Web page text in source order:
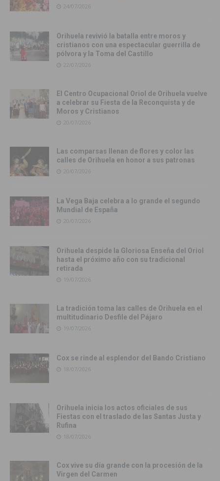
24/07/2026
Orihuela revivió la batalla entre moros y
cristianos con una espectacular guerrilla de
pólvora y la Toma del Castillo
22/07/2026
El Centro Ocupacional Oriol de Orihuela vuelve
a celebrar su Fiesta de la Reconquista y de
Moros y Cristianos
20/07/2026
Las comparsas llenan de flores y color las
calles de Orihuela en honor a sus patronas
20/07/2026
La Vega Baja celebra a lo grande el segundo
Mundial de España
20/07/2026
Orihuela despide la Gloriosa Enseña del Oriol
hasta el próximo año con su tradicional
retirada
19/07/2026
La tradición toma las calles de Orihuela en el
multitudinario Desfile del Pájaro
19/07/2026
Cox se rinde al esplendor del Bando Cristiano
18/07/2026
Orihuela inicia los actos oficiales de sus
Fiestas con el traslado de las Santas Justa y
Rufina
18/07/2026
Cox vive su día grande con la procesión de la
Virgen del Carmen